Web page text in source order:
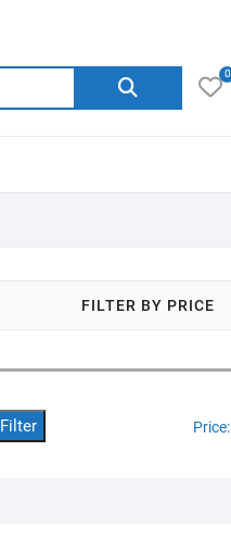
Search
0
FILTER BY PRICE
Filter Price: